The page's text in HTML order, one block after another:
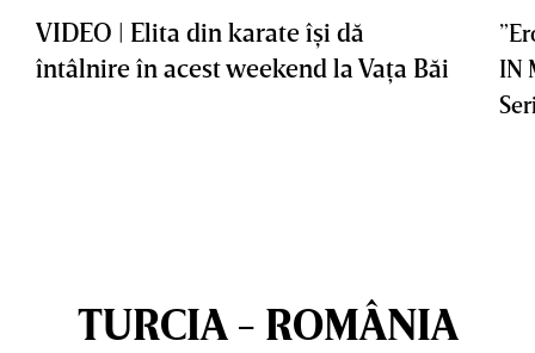
VIDEO | Elita din karate îşi dă
întâlnire în acest weekend la Vaţa Băi
IN
TURCIA - ROMÂNIA